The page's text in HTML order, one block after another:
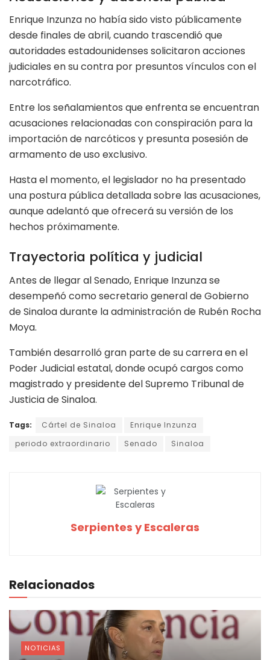
Enrique Inzunza no había sido visto públicamente
desde finales de abril, cuando trascendió que
autoridades estadounidenses solicitaron acciones
judiciales en su contra por presuntos vínculos con el
narcotráfico.
Entre los señalamientos que enfrenta se encuentran
acusaciones relacionadas con conspiración para la
importación de narcóticos y presunta posesión de
armamento de uso exclusivo.
Hasta el momento, el legislador no ha presentado
una postura pública detallada sobre las acusaciones,
aunque adelantó que ofrecerá su versión de los
hechos próximamente.
Trayectoria política y judicial
Antes de llegar al Senado, Enrique Inzunza se
desempeñó como secretario general de Gobierno
de Sinaloa durante la administración de Rubén Rocha
Moya.
También desarrolló gran parte de su carrera en el
Poder Judicial estatal, donde ocupó cargos como
magistrado y presidente del Supremo Tribunal de
Justicia de Sinaloa.
Tags: Cártel de Sinaloa
Enrique Inzunza
periodo extraordinario
Senado Sinaloa
Serpientes y Escaleras
Relacionados
NOTICIAS